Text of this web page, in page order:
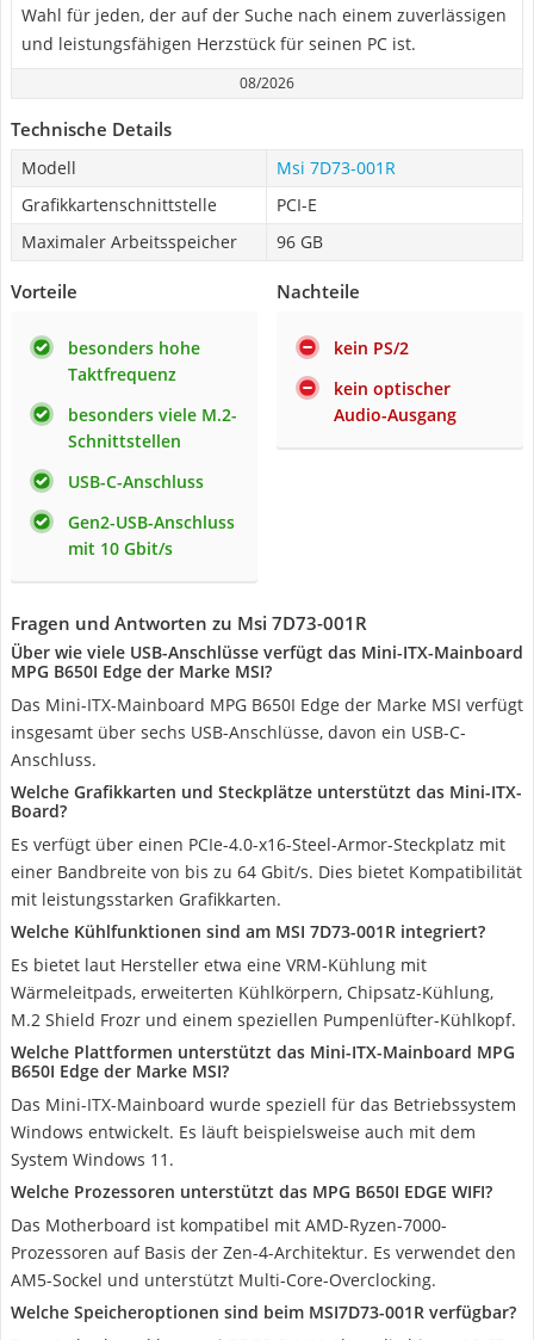
Wahl für jeden, der auf der Suche nach einem zuverlässigen
und leistungsfähigen Herzstück für seinen PC ist.
08/2026
Technische Details
Modell
Msi ‎7D73-001R
Grafikkartenschnittstelle
PCI-E
Maximaler Arbeitsspeicher
96 GB
Vorteile
besonders hohe
Taktfrequenz
besonders viele M.2-
Schnittstellen
USB-C-Anschluss
Gen2-USB-Anschluss
mit 10 Gbit/s
Nachteile
kein PS/2
kein optischer
Audio-Ausgang
Fragen und Antworten zu Msi ‎7D73-001R
Über wie viele USB-Anschlüsse verfügt das Mini-ITX-Mainboard
MPG B650I Edge der Marke MSI?
Das Mini-ITX-Mainboard MPG B650I Edge der Marke MSI verfügt
insgesamt über sechs USB-Anschlüsse, davon ein USB-C-
Anschluss.
Welche Grafikkarten und Steckplätze unterstützt das Mini-ITX-
Board?
Es verfügt über einen PCIe-4.0-x16-Steel-Armor-Steckplatz mit
einer Bandbreite von bis zu 64 Gbit/s. Dies bietet Kompatibilität
mit leistungsstarken Grafikkarten.
Welche Kühlfunktionen sind am MSI ‎7D73-001R integriert?
Es bietet laut Hersteller etwa eine VRM-Kühlung mit
Wärmeleitpads, erweiterten Kühlkörpern, Chipsatz-Kühlung,
M.2 Shield Frozr und einem speziellen Pumpenlüfter-Kühlkopf.
Welche Plattformen unterstützt das Mini-ITX-Mainboard MPG
B650I Edge der Marke MSI?
Das Mini-ITX-Mainboard wurde speziell für das Betriebssystem
Windows entwickelt. Es läuft beispielsweise auch mit dem
System Windows 11.
Welche Prozessoren unterstützt das MPG B650I EDGE WIFI?
Das Motherboard ist kompatibel mit AMD-Ryzen-7000-
Prozessoren auf Basis der Zen-4-Architektur. Es verwendet den
AM5-Sockel und unterstützt Multi-Core-Overclocking.
Welche Speicheroptionen sind beim MSI‎7D73-001R verfügbar?